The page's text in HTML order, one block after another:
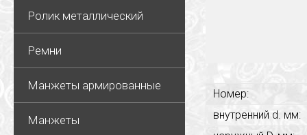
Ролик металлический
Ремни
Манжеты армированные
Манжеты
Номер:
внутренний d. мм: